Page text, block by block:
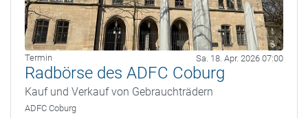
Termin Sa. 18. Apr. 2026 07:00
Radbörse des ADFC Coburg
Kauf und Verkauf von Gebrauchträdern
ADFC Coburg